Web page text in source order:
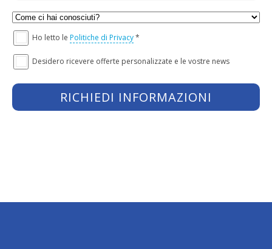
Ho letto le Politiche di Privacy*
Desidero ricevere offerte personalizzate e le vostre news